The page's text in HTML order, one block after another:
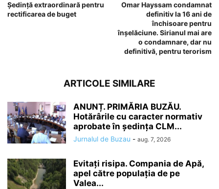
Şedinţă extraordinară pentru
rectificarea de buget
Omar Hayssam condamnat
definitiv la 16 ani de
închisoare pentru
înșelăciune. Sirianul mai are
o condamnare, dar nu
definitivă, pentru terorism
ARTICOLE SIMILARE
ANUNȚ. PRIMĂRIA BUZĂU.
Hotărârile cu caracter normativ
aprobate în ședința CLM...
Jurnalul de Buzau - aug. 7, 2026
Evitați risipa. Compania de Apă,
apel către populația de pe
Valea...